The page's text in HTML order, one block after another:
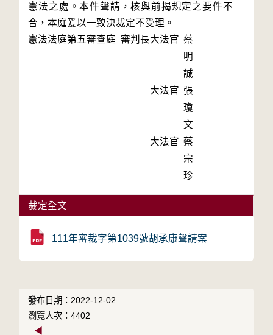
憲法之處。本件聲請，核與前揭規定之要件不
合，本庭爰以一致決裁定不受理。
憲法法庭第五審查庭 審判長大法官 蔡
明
誠
大法官 張
瓊
文
大法官 蔡
宗
珍
裁定全文
111年審裁字第1039號胡承康聲請案
發布日期：2022-12-02
瀏覽人次：4402
◀